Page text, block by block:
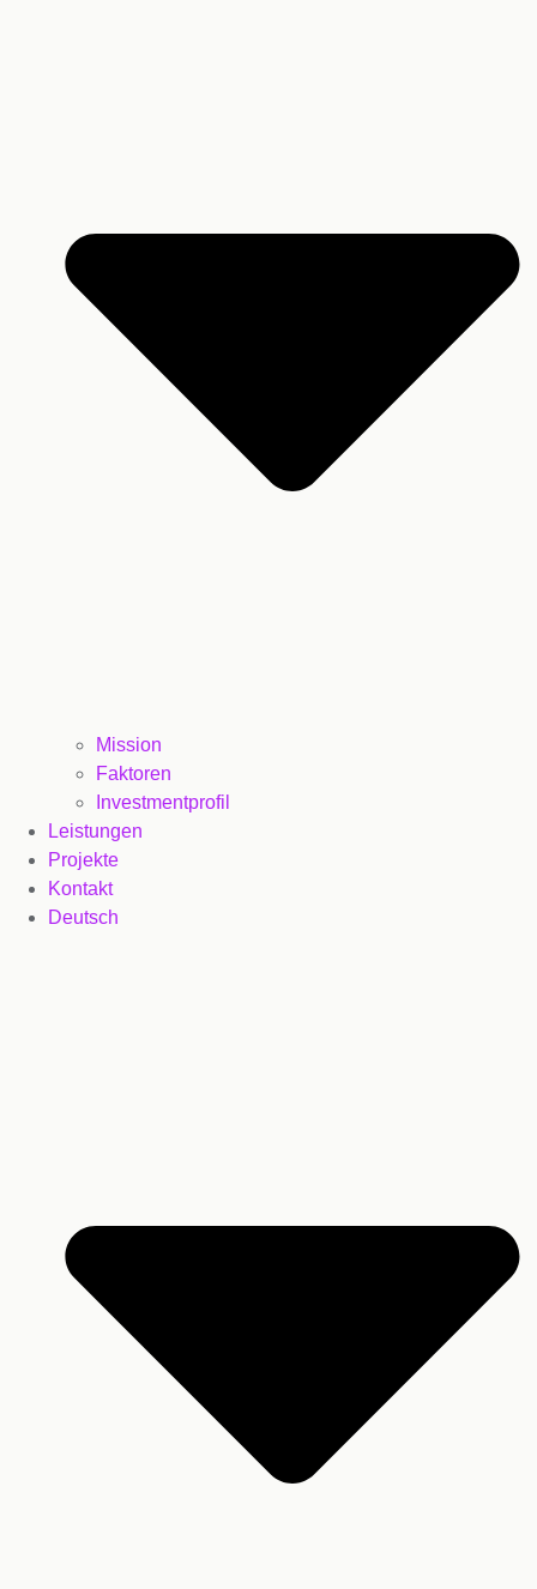
Mission
Faktoren
Investmentprofil
Leistungen
Projekte
Kontakt
Deutsch